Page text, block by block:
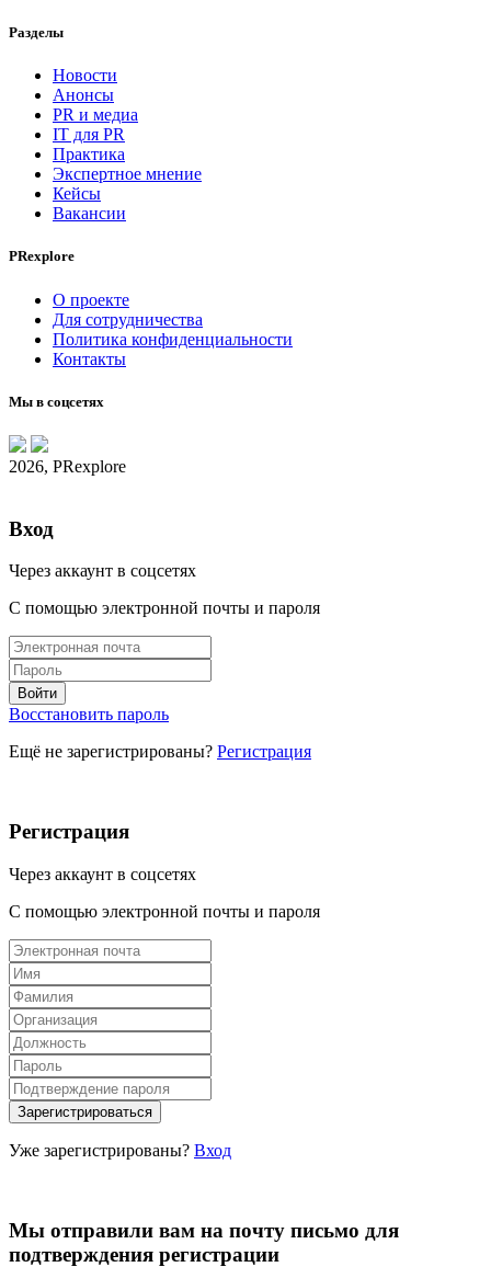
Разделы
Новости
Анонсы
PR и медиа
IT для PR
Практика
Экспертное мнение
Кейсы
Вакансии
PRexplore
О проекте
Для сотрудничества
Политика конфиденциальности
Контакты
Мы в соцсетях
2026, PRexplore
Вход
Через аккаунт в соцсетях
С помощью электронной почты и пароля
Восстановить пароль
Ещё не зарегистрированы? Регистрация
Регистрация
Через аккаунт в соцсетях
С помощью электронной почты и пароля
Уже зарегистрированы? Вход
Мы отправили вам на почту письмо для
подтверждения регистрации